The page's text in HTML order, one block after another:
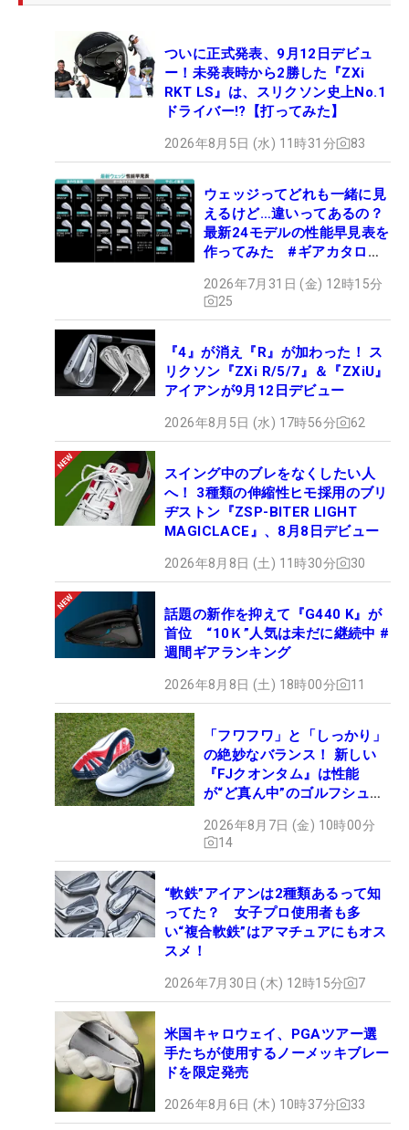
ついに正式発表、9月12日デビュ
ー！未発表時から2勝した『ZXi
RKT LS』は、スリクソン史上No.1
ドライバー!?【打ってみた】
2026年8月5日 (水) 11時31分 83
ウェッジってどれも一緒に見
えるけど…違いってあるの？
最新24モデルの性能早見表を
作ってみた #ギアカタログ
2026年7月31日 (金) 12時15分
25
『4』が消え『R』が加わった！ ス
リクソン『ZXi R/5/7』＆『ZXiU』
アイアンが9月12日デビュー
2026年8月5日 (水) 17時56分 62
スイング中のブレをなくしたい人
へ！ 3種類の伸縮性ヒモ採用のブリ
ヂストン『ZSP-BITER LIGHT
MAGICLACE』、8月8日デビュー
2026年8月8日 (土) 11時30分 30
話題の新作を抑えて『G440 K』が
首位 “10Ｋ”人気は未だに継続中 #
週間ギアランキング
2026年8月8日 (土) 18時00分 11
「フワフワ」と「しっかり」
の絶妙なバランス！ 新しい
『FJクオンタム』は性能
が“ど真ん中”のゴルフシュー
2026年8月7日 (金) 10時00分
14
“軟鉄”アイアンは2種類あるって知
ってた？ 女子プロ使用者も多
い“複合軟鉄”はアマチュアにもオス
スメ！
2026年7月30日 (木) 12時15分 7
米国キャロウェイ、PGAツアー選
手たちが使用するノーメッキブレー
ドを限定発売
2026年8月6日 (木) 10時37分 33